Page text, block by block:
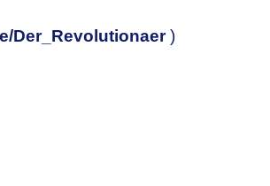
Der_Revolutionaer)